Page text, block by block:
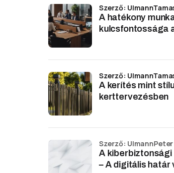
A hatékony
kulcsfontossága
Szerző:
A kerítés mint
kerttervezésben
Szerző:
A
– A digitális határ
Szerző: UlmannPeter